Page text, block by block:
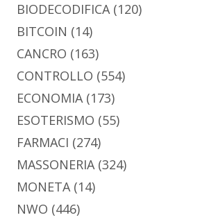
BIODECODIFICA(120)
BITCOIN (14)
CANCRO (163)
CONTROLLO (554)
ECONOMIA(173)
ESOTERISMO (55)
FARMACI (274)
MASSONERIA(324)
MONETA(14)
NWO (446)